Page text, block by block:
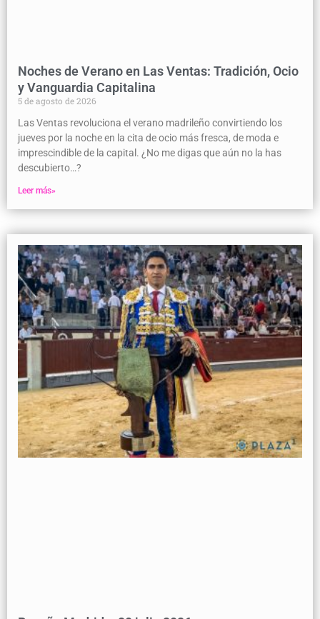
Noches de Verano en Las Ventas: Tradición, Ocio
y Vanguardia Capitalina
5 de agosto de 2026
Las Ventas revoluciona el verano madrileño convirtiendo los
jueves por la noche en la cita de ocio más fresca, de moda e
imprescindible de la capital. ¿No me digas que aún no la has
descubierto…?
Leer más»